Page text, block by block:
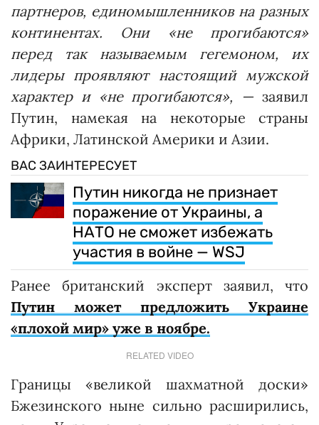
партнеров, единомышленников на разных
континентах. Они «не прогибаются»
перед так называемым гегемоном, их
лидеры проявляют настоящий мужской
характер и «не прогибаются», — заявил
Путин, намекая на некоторые страны
Африки, Латинской Америки и Азии.
ВАС ЗАИНТЕРЕСУЕТ
Путин никогда не признает
поражение от Украины, а
НАТО не сможет избежать
участия в войне — WSJ
Ранее британский эксперт заявил, что
Путин может предложить Украине
«плохой мир» уже в ноябре.
RELATED VIDEO
Границы «великой шахматной доски»
Бжезинского ныне сильно расширились,